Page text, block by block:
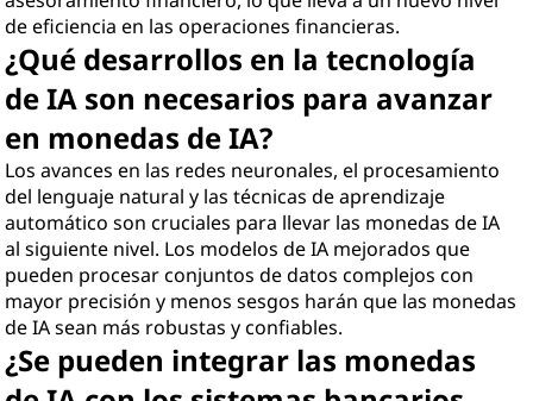
de eficiencia en las operaciones financieras.
¿Qué desarrollos en la tecnología
de IA son necesarios para avanzar
en monedas de IA?
Los avances en las redes neuronales, el procesamiento
del lenguaje natural y las técnicas de aprendizaje
automático son cruciales para llevar las monedas de IA
al siguiente nivel. Los modelos de IA mejorados que
pueden procesar conjuntos de datos complejos con
mayor precisión y menos sesgos harán que las monedas
de IA sean más robustas y confiables.
¿Se pueden integrar las monedas